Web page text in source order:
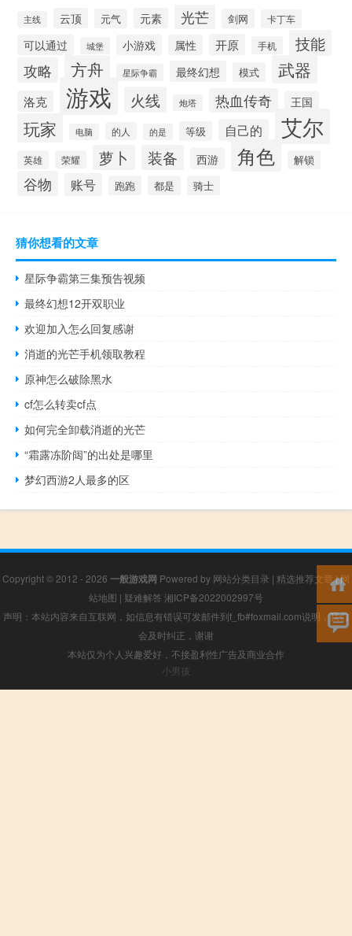
主线 云顶 元气 元素 光芒 剑网 卡丁车
可以通过 城堡 小游戏 属性 开原 手机 技能
攻略 方舟 星际争霸 最终幻想 模式 武器
洛克 游戏 火线 炮塔 热血传奇 王国
玩家 电脑 的人 的是 等级 自己的 艾尔
英雄 荣耀 萝卜 装备 西游 角色 解锁
谷物 账号 跑跑 都是 骑士
猜你想看的文章
星际争霸第三集预告视频
最终幻想12开双职业
欢迎加入怎么回复感谢
消逝的光芒手机领取教程
原神怎么破除黑水
cf怎么转卖cf点
如何完全卸载消逝的光芒
“霜露冻阶闼”的出处是哪里
梦幻西游2人最多的区
Copyright © 2012 - 2026 一般游戏网 Powered by 网站分类目录 | 精选推荐文章|网
站地图 | 疑难解答 湘ICP备2022002997号
声明：本站内容来自互联网，如信息有错误可发邮件到f_fb#foxmail.com说明，我们
会及时纠正，谢谢
本站仅为个人兴趣爱好，不接盈利性广告及商业合作
小男孩